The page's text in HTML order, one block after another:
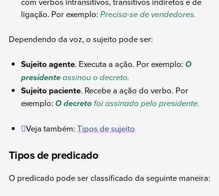
ligação. Por exemplo:Precisa-se de vendedores.
Dependendo da voz, o sujeito pode ser:
Sujeito agente. Executa a ação. Por exemplo:O
presidente assinou o decreto.
Sujeito paciente. Recebe a ação do verbo. Por
exemplo:O decreto foi assinado pelo presidente.
Veja também:Tipos de sujeito
Tipos de predicado
O predicado pode ser classificado da seguinte maneira: